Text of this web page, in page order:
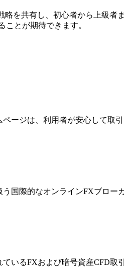
を共有し、初心者から上級
ことが期待できます。
ージは、利用者が安心して取
国際的なオンラインFXブロ
いるFXおよび暗号資産CFD